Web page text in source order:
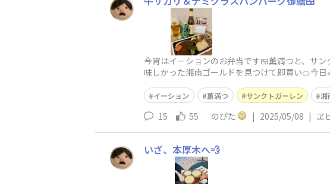
今宵はイーションのお弁当です🍱薫満つと、サ
味しかった湘南ゴールドを見つけて即買い🍊今
イーション 薫満つ サンクトガーレン 湘
15 55 のぴた | 2025/05/08 | ヱ
いざ、本厚木へ💨